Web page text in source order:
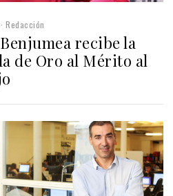
Redacción
recibe la
de Oro al Mérito al